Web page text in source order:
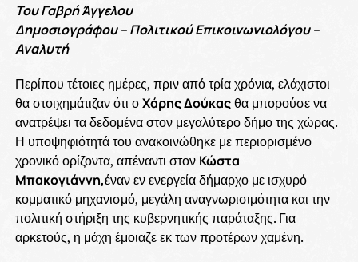
Του Γαβρή Άγγελου
Δημοσιογράφου – Πολιτικού Επικοινωνιολόγου –
Αναλυτή
Περίπου τέτοιες ημέρες, πριν από τρία χρόνια, ελάχιστοι
θα στοιχημάτιζαν ότι οΧάρης Δούκαςθα μπορούσε να
ανατρέψει τα δεδομένα στον μεγαλύτερο δήμο της χώρας.
Η υποψηφιότητά του ανακοινώθηκε με περιορισμένο
χρονικό ορίζοντα, απέναντι στον Κώστα
Μπακογιάννη,έναν εν ενεργεία δήμαρχο με ισχυρό
κομματικό μηχανισμό, μεγάλη αναγνωρισιμότητα και την
πολιτική στήριξη της κυβερνητικής παράταξης. Για
αρκετούς, η μάχη έμοιαζε εκ των προτέρων χαμένη.